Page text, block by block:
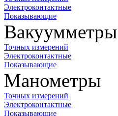
Электроконтактные
Показывающие
Вакуумметры
Точных измерений
Электроконтактные
Показывающие
Манометры
Точных измерений
Электроконтактные
Показывающие